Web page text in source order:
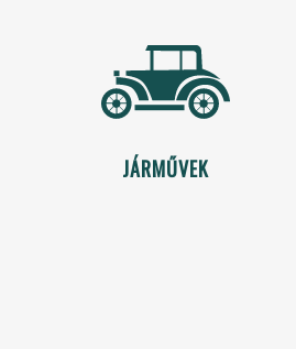
JÁRMŰVEK